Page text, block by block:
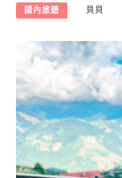
國內旅遊 貝貝